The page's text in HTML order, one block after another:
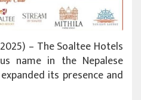
– The Soaltee Hotels
name in the Nepalese
its presence and